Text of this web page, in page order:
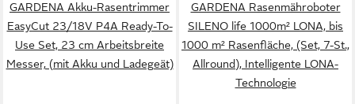
GARDENA Akku-Rasentrimmer
EasyCut 23/18V P4A Ready-To-
Use Set, 23 cm Arbeitsbreite
Messer, (mit Akku und Ladegeät)
GARDENA Rasenmähroboter
SILENO life 1000m² LONA, bis
1000 m² Rasenfläche, (Set, 7-St.,
Allround), Intelligente LONA-
Technologie